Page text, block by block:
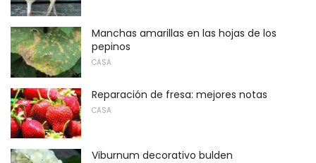
Manchas amarillas en las hojas de los
pepinos
CASA
Reparación de fresa: mejores notas
CASA
Viburnum decorativo bulden